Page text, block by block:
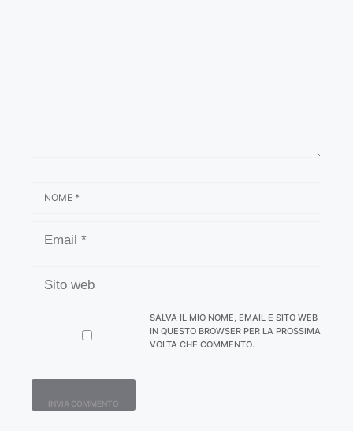
WEB
SALVA IL MIO NOME, EMAIL E SITO WEB
IN QUESTO BROWSER PER LA PROSSIMA
VOLTA CHE COMMENTO.